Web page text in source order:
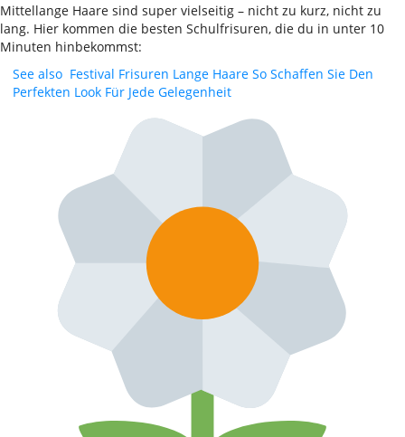
Mittellange Haare sind super vielseitig – nicht zu kurz, nicht zu
lang. Hier kommen die besten Schulfrisuren, die du in unter 10
Minuten hinbekommst:
See also Festival Frisuren Lange Haare So Schaffen Sie Den
Perfekten Look Für Jede Gelegenheit